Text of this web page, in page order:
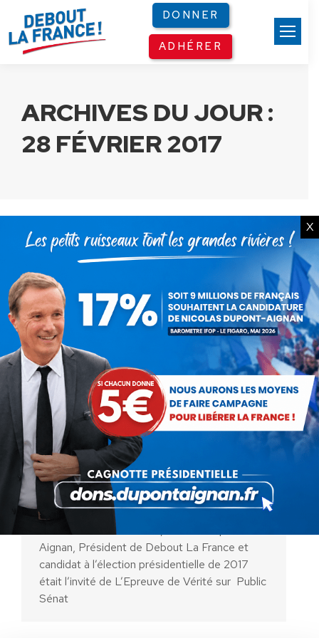
DONNER
ADHÉRER
ARCHIVES DU JOUR :
28 FÉVRIER 2017
« Les Français en ont marre de
travailler toujours plus et de
n’avoir droit à rien »
Vidéo ParDebout La France
28 février 2017
Le mardi 28 février 2017, Nicolas Dupont-
Aignan, Président de Debout La France et
candidat à l’élection présidentielle de 2017
était l’invité de L’Epreuve de Vérité sur Public
Sénat
X
Panneau de gestion des cookies